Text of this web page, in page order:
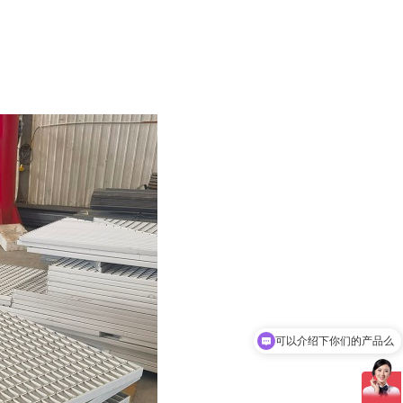
可以介绍下你们的产品么